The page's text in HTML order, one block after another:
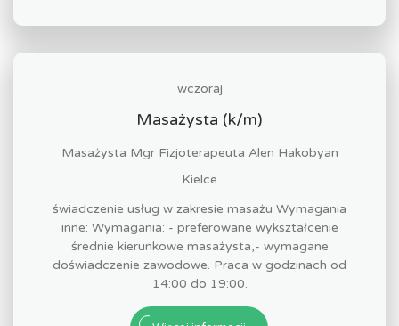
wczoraj
Masażysta (k/m)
Masażysta Mgr Fizjoterapeuta Alen Hakobyan
Kielce
świadczenie usług w zakresie masażu Wymagania
inne: Wymagania: - preferowane wykształcenie
średnie kierunkowe masażysta,- wymagane
doświadczenie zawodowe. Praca w godzinach od
14:00 do 19:00.